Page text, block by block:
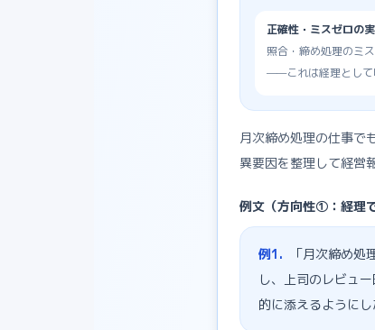
正確性・ミスゼロの
照合・締め処理のミ
——これは経理として
月次締め処理の仕事で
異要因を整理して経営
例文（方向性①：経理
例1 .
「月次締め
し、上司のレビュ
的に添えるように